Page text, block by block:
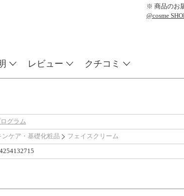
※ 商品のお
@cosme
レビュー クチコミ
グラム
ンケア・基礎化粧品
フェイスクリーム